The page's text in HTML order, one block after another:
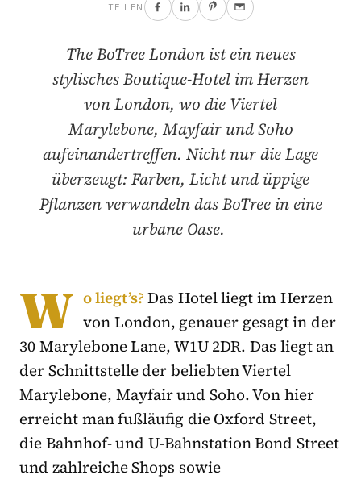
TEILEN
The BoTree London ist ein neues
stylisches Boutique-Hotel im Herzen
von London, wo die Viertel
Marylebone, Mayfair und Soho
aufeinandertreffen. Nicht nur die Lage
überzeugt: Farben, Licht und üppige
Pflanzen verwandeln das BoTree in eine
urbane Oase.
W o liegt’s?Das Hotel liegt im Herzen
von London, genauer gesagt in der
30 Marylebone Lane, W1U 2DR. Das liegt an
der Schnittstelle der beliebten Viertel
Marylebone, Mayfair und Soho. Von hier
erreicht man fußläufig die Oxford Street,
die Bahnhof- und U-Bahnstation Bond Street
und zahlreiche Shops sowie